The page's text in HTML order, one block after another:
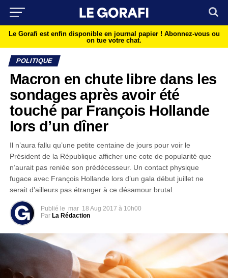
Le Gorafi est enfin disponible en journal papier ! Abonnez-vous ou
on tue votre chat.
POLITIQUE
Macron en chute libre dans les
sondages après avoir été
touché par François Hollande
lors d’un dîner
Il n’aura fallu qu’une petite centaine de jours pour voir le
Président de la République afficher une cote de popularité que
n’aurait pas reniée son prédécesseur. Un contact physique
fugace avec François Hollande lors d’un gala début juillet ne
serait d’ailleurs pas étranger à ce désamour brutal.
Publié le mar 18 Aug 2017 à 10h00
Par La Rédaction